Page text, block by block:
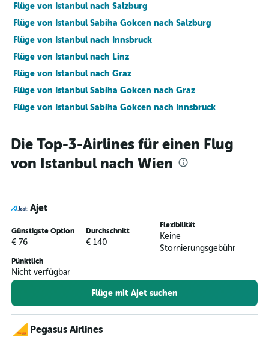
Flüge von Istanbul nach Salzburg
Flüge von Istanbul Sabiha Gokcen nach Salzburg
Flüge von Istanbul nach Innsbruck
Flüge von Istanbul nach Linz
Flüge von Istanbul nach Graz
Flüge von Istanbul Sabiha Gokcen nach Graz
Flüge von Istanbul Sabiha Gokcen nach Innsbruck
Die Top-3-Airlines für einen Flug
von Istanbul nach Wien
Ajet
Günstigste Option
€ 76
Durchschnitt
€ 140
Flexibilität
Keine
Stornierungsgebühr
Pünktlich
Nicht verfügbar
Flüge mit Ajet suchen
Pegasus Airlines